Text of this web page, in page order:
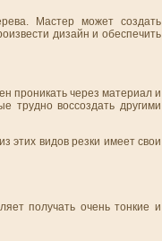
Мастер может создать
дизайн и обеспечить
проникать через материал и
трудно воссоздать другими
этих видов резки имеет свои
получать очень тонкие и